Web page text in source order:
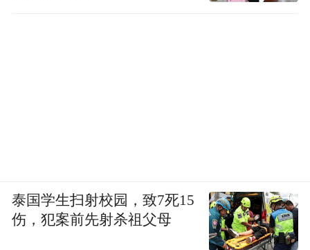
泰国学生扫射校园，致7死15
伤，犯案前先射杀祖父母